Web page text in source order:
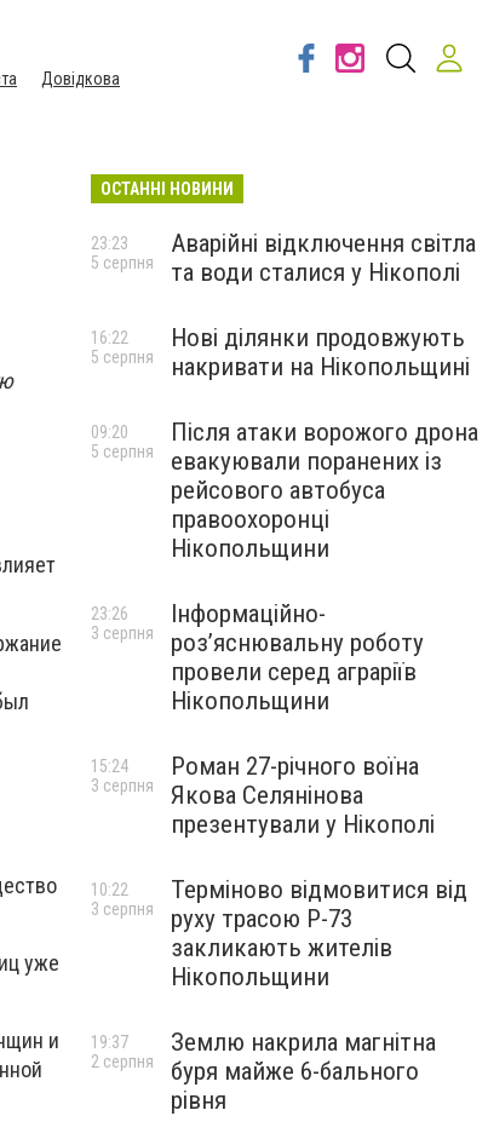
Довідкова
уже
и
ОСТАННІ НОВИНИ
Аварійні відключення світла
та води сталися у Нікополі
23:23
5 серпня
Нові ділянки продовжують
накривати на Нікопольщині
16:22
5 серпня
Після атаки ворожого дрона
евакуювали поранених із
рейсового автобуса
правоохоронці
Нікопольщини
09:20
5 серпня
Інформаційно-
роз’яснювальну роботу
провели серед аграріїв
Нікопольщини
23:26
3 серпня
Роман 27-річного воїна
Якова Селянінова
презентували у Нікополі
15:24
3 серпня
Терміново відмовитися від
руху трасою Р-73
закликають жителів
Нікопольщини
10:22
3 серпня
Землю накрила магнітна
буря майже 6-бального
рівня
19:37
2 серпня